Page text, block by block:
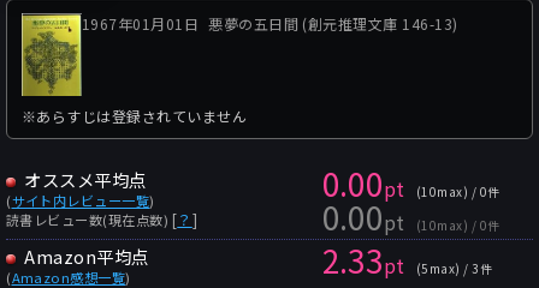
1967年01月01日 悪夢の五日間 (創元推理文庫 146-13)
※あらすじは登録されていません
オススメ平均点
(サイト内レビュー一覧)
読書レビュー数(現在点数) [？ ]
0.00pt (10max) / 0件
0.00pt (10max) / 0件
Amazon平均点
(Amazon感想一覧) 2.33pt (5max) / 3件